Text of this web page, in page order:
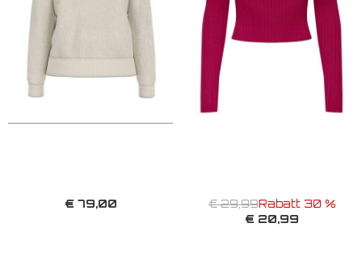
€ 79,00 € 29,99Rabatt 30 %
€ 20,99